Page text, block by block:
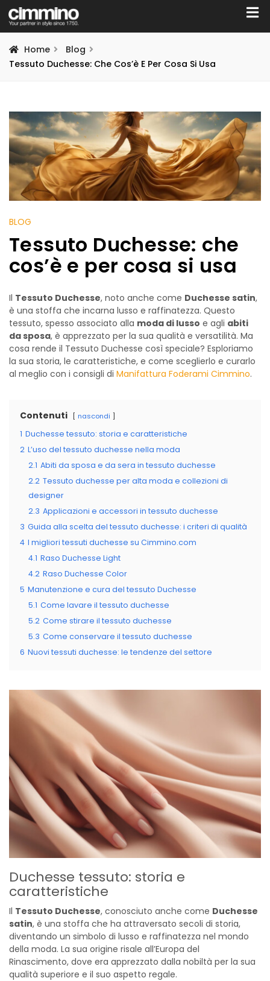
Home
Blog
Tessuto Duchesse: Che Cos’è E Per Cosa Si Usa
BLOG
Tessuto Duchesse: che
cos’è e per cosa si usa
Il Tessuto Duchesse, noto anche come Duchesse satin,
è una stoffa che incarna lusso e raffinatezza. Questo
tessuto, spesso associato alla moda di lusso e agli abiti
da sposa, è apprezzato per la sua qualità e versatilità. Ma
cosa rende il Tessuto Duchesse così speciale? Esploriamo
la sua storia, le caratteristiche, e come sceglierlo e curarlo
al meglio con i consigli di Manifattura Foderami Cimmino.
Contenuti nascondi
1 Duchesse tessuto: storia e caratteristiche
2 L’uso del tessuto duchesse nella moda
2.1 Abiti da sposa e da sera in tessuto duchesse
2.2 Tessuto duchesse per alta moda e collezioni di
designer
2.3 Applicazioni e accessori in tessuto duchesse
3 Guida alla scelta del tessuto duchesse: i criteri di qualità
4 I migliori tessuti duchesse su Cimmino.com
4.1 Raso Duchesse Light
4.2 Raso Duchesse Color
5 Manutenzione e cura del tessuto Duchesse
5.1 Come lavare il tessuto duchesse
5.2 Come stirare il tessuto duchesse
5.3 Come conservare il tessuto duchesse
6 Nuovi tessuti duchesse: le tendenze del settore
Duchesse tessuto: storia e
caratteristiche
Il Tessuto Duchesse, conosciuto anche come Duchesse
satin, è una stoffa che ha attraversato secoli di storia,
diventando un simbolo di lusso e raffinatezza nel mondo
della moda. La sua origine risale all’Europa del
Rinascimento, dove era apprezzato dalla nobiltà per la sua
qualità superiore e il suo aspetto regale.